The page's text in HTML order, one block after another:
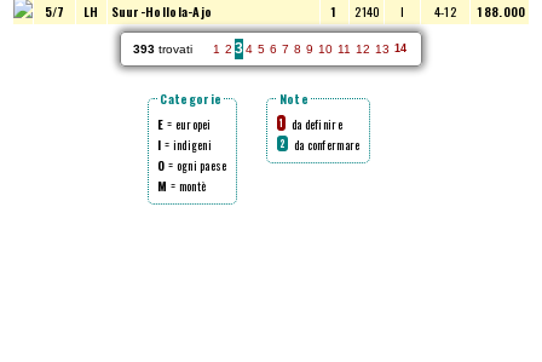
5/7
LH Suur-Hollola-Ajo 1 2140 I 4-12 188.000
393 trovati 1 2 34 5 6 7 8 9 10 11 12 13 14
Categorie
E = europei
I = indigeni
O = ogni paese
M = montè
Note
1 da definire
2 da confermare